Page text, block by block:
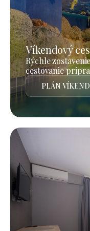
Víkendový
Rýchle
cestovanie
PLÁN